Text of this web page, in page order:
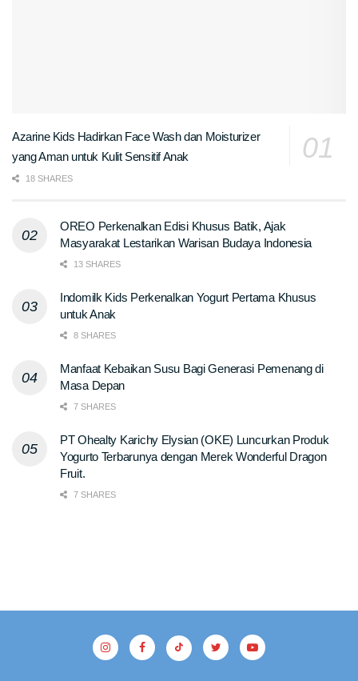
Azarine Kids Hadirkan Face Wash dan Moisturizer
yang Aman untuk Kulit Sensitif Anak
18 SHARES
OREO Perkenalkan Edisi Khusus Batik, Ajak
Masyarakat Lestarikan Warisan Budaya Indonesia
13 SHARES
Indomilk Kids Perkenalkan Yogurt Pertama Khusus
untuk Anak
8 SHARES
Manfaat Kebaikan Susu Bagi Generasi Pemenang di
Masa Depan
7 SHARES
PT Ohealty Karichy Elysian (OKE) Luncurkan Produk
Yogurto Terbarunya dengan Merek Wonderful Dragon
Fruit.
7 SHARES